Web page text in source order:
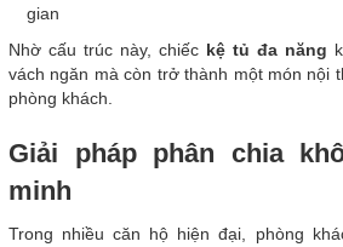
gian
Nhờ cấu trúc này, chiếc kệ tủ đa năng
vách ngăn mà còn trở thành một món nội
phòng khách.
Giải pháp phân chia
minh
Trong nhiều căn hộ hiện đại, phòng